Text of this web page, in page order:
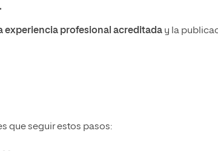
experiencia profesional acreditada y la
que seguir estos pasos: